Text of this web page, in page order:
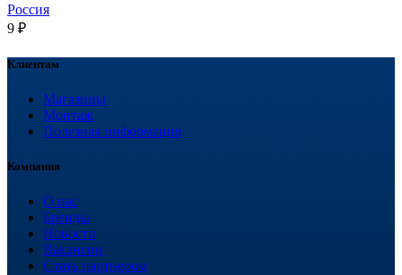
Россия
9 ₽
Клиентам
Магазины
Монтаж
Полезная информация
Компания
О нас
Бренды
Новости
Вакансии
Стать партнером